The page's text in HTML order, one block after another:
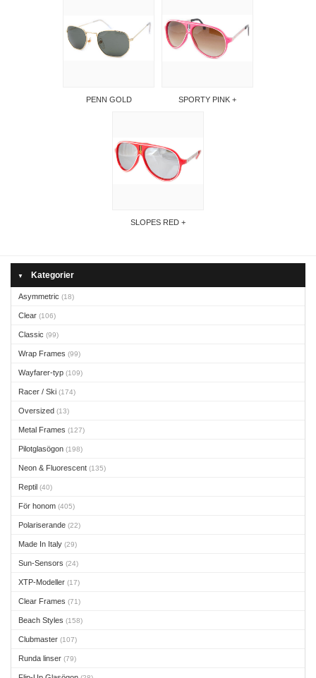
▼ Kategorier
Asymmetric (18)
Clear (106)
Classic (99)
Wrap Frames (99)
Wayfarer-typ (109)
Racer / Ski (174)
Oversized (13)
Metal Frames (127)
Pilotglasögon (198)
Neon & Fluorescent (135)
Reptil (40)
För honom (405)
Polariserande (22)
Made In Italy (29)
Sun-Sensors (24)
XTP-Modeller (17)
Clear Frames (71)
Beach Styles (158)
Clubmaster (107)
Runda linser (79)
PENN GOLD SPORTY PINK +
SLOPES RED +